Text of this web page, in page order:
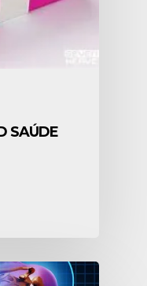
SAÚDE